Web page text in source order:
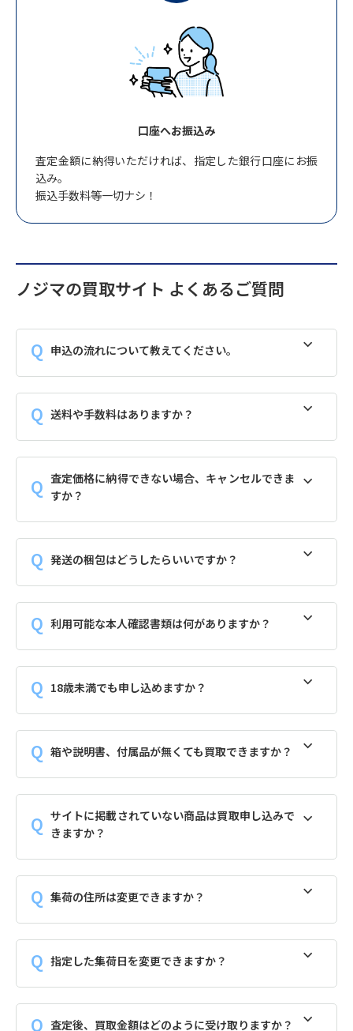
口座へお振込み
査定金額に納得いただければ、指定した銀行口座にお振
込み。
振込手数料等一切ナシ！
ノジマの買取サイト よくあるご質問
申込の流れについて教えてください。
送料や手数料はありますか？
査定価格に納得できない場合、キャンセルできま
すか？
発送の梱包はどうしたらいいですか？
利用可能な本人確認書類は何がありますか？
18歳未満でも申し込めますか？
箱や説明書、付属品が無くても買取できますか？
サイトに掲載されていない商品は買取申し込みで
きますか？
集荷の住所は変更できますか？
指定した集荷日を変更できますか？
査定後、買取金額はどのように受け取りますか？